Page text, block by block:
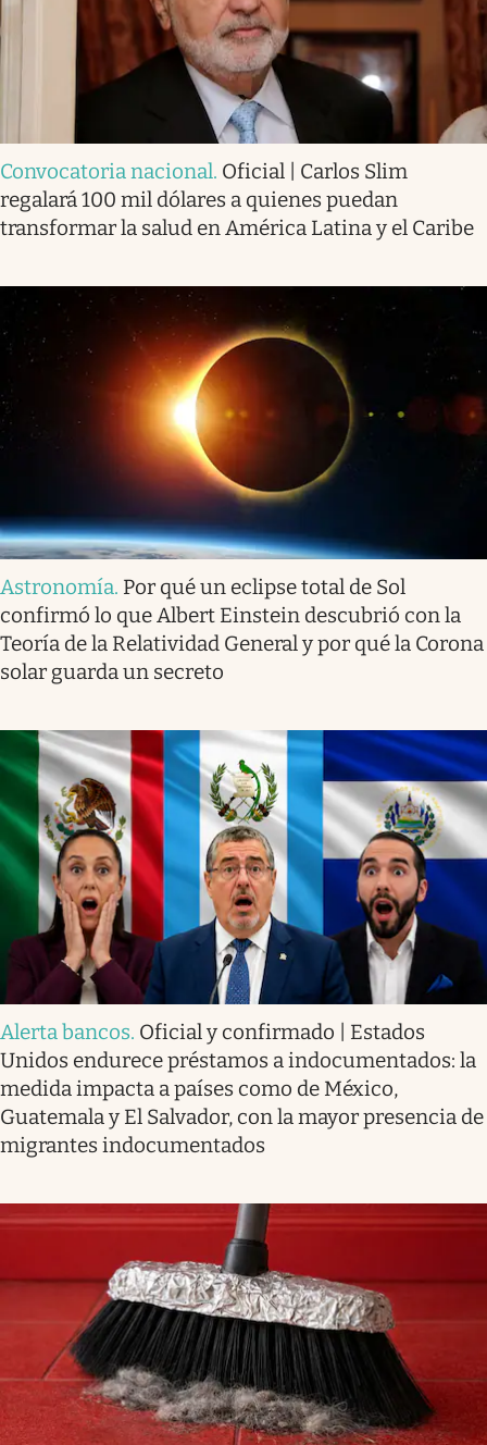
Convocatoria nacional. Oficial | Carlos Slim
regalará 100 mil dólares a quienes puedan
transformar la salud en América Latina y el Caribe
Astronomía. Por qué un eclipse total de Sol
confirmó lo que Albert Einstein descubrió con la
Teoría de la Relatividad General y por qué la Corona
solar guarda un secreto
Alerta bancos. Oficial y confirmado | Estados
Unidos endurece préstamos a indocumentados: la
medida impacta a países como de México,
Guatemala y El Salvador, con la mayor presencia de
migrantes indocumentados